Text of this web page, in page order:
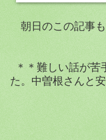
朝日のこの記事
＊＊難しい話が
た。中曽根さんと